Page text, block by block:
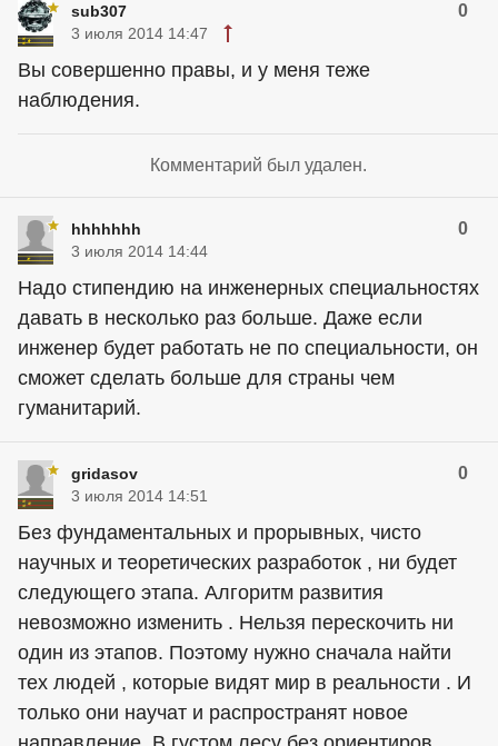
sub307 0
3 июля 2014 14:47
Вы совершенно правы, и у меня теже
наблюдения.
Комментарий был удален.
hhhhhhh 0
3 июля 2014 14:44
Надо стипендию на инженерных специальностях
давать в несколько раз больше. Даже если
инженер будет работать не по специальности, он
сможет сделать больше для страны чем
гуманитарий.
gridasov 0
3 июля 2014 14:51
Без фундаментальных и прорывных, чисто
научных и теоретических разработок , ни будет
следующего этапа. Алгоритм развития
невозможно изменить . Нельзя перескочить ни
один из этапов. Поэтому нужно сначала найти
тех людей , которые видят мир в реальности . И
только они научат и распространят новое